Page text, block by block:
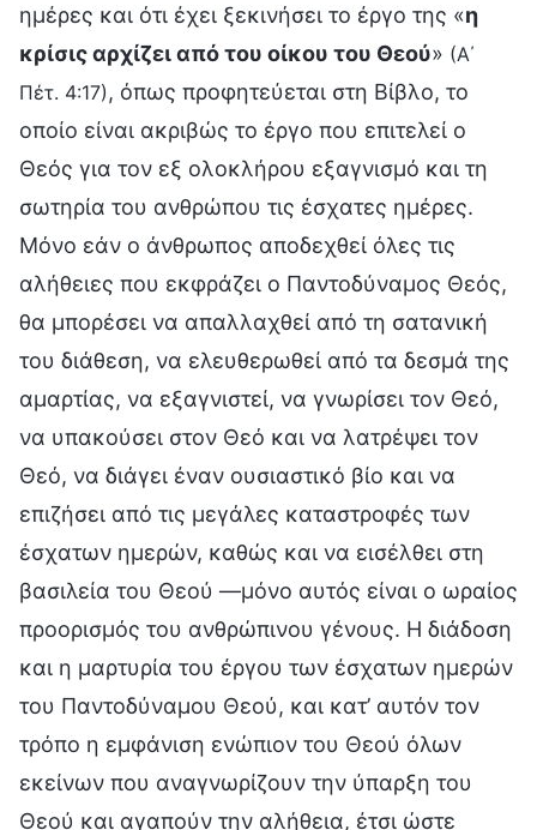
ημέρες και ότι έχει ξεκινήσει το έργο της «η
κρίσις αρχίζει από του οίκου του Θεού» (Α΄
Πέτ. 4:17) , όπως προφητεύεται στη Βίβλο, το
οποίο είναι ακριβώς το έργο που επιτελεί ο
Θεός για τον εξ ολοκλήρου εξαγνισμό και τη
σωτηρία του ανθρώπου τις έσχατες ημέρες.
Μόνο εάν ο άνθρωπος αποδεχθεί όλες τις
αλήθειες που εκφράζει ο Παντοδύναμος Θεός,
θα μπορέσει να απαλλαχθεί από τη σατανική
του διάθεση, να ελευθερωθεί από τα δεσμά της
αμαρτίας, να εξαγνιστεί, να γνωρίσει τον Θεό,
να υπακούσει στον Θεό και να λατρέψει τον
Θεό, να διάγει έναν ουσιαστικό βίο και να
επιζήσει από τις μεγάλες καταστροφές των
έσχατων ημερών, καθώς και να εισέλθει στη
βασιλεία του Θεού —μόνο αυτός είναι ο ωραίος
προορισμός του ανθρώπινου γένους. Η διάδοση
και η μαρτυρία του έργου των έσχατων ημερών
του Παντοδύναμου Θεού, και κατ’ αυτόν τον
τρόπο η εμφάνιση ενώπιον του Θεού όλων
εκείνων που αναγνωρίζουν την ύπαρξη του
Θεού και αγαπούν την αλήθεια, έτσι ώστε